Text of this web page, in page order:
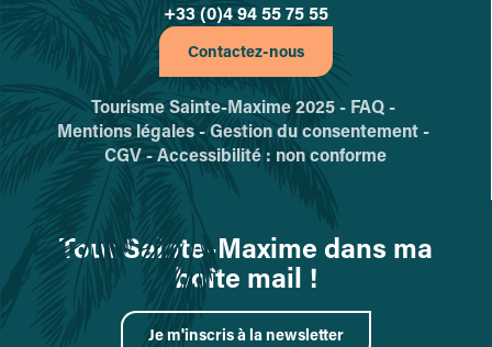
+33 (0)4 94 55 75 55
Contactez-nous
Tourisme Sainte-Maxime 2025 - FAQ -
Mentions légales -Gestion du consentement -
CGV -Accessibilité : non conforme
Tout Sainte-Maxime dans ma
boîte mail !
Je m'inscris à la newsletter